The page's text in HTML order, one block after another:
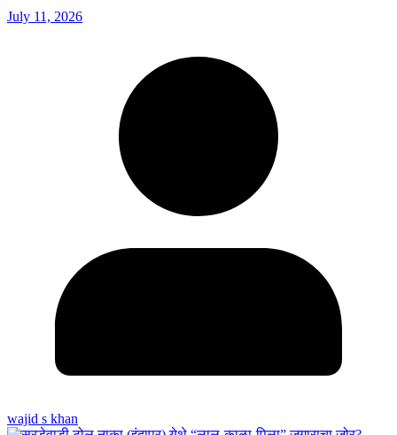
July 11, 2026
wajid s khan